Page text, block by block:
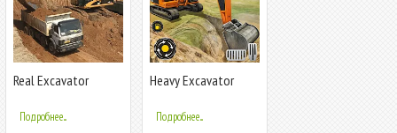
Real Excavator
Подробнее...
Heavy Excavator
Подробнее...